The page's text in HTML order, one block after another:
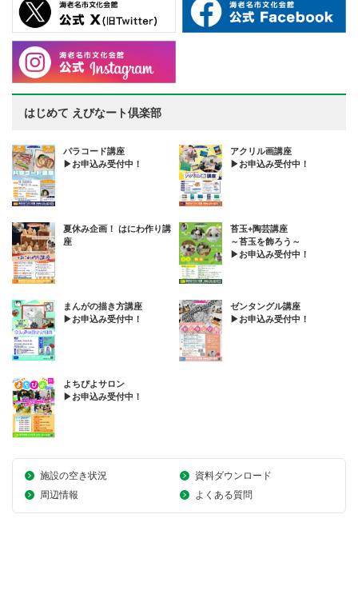
はじめて えびなート倶楽部
パラコード講座
▶お申込み受付中！
アクリル画講座
▶お申込み受付中！
夏休み企画！ はにわ作り講
座
苔玉+陶芸講座
～苔玉を飾ろう～
▶お申込み受付中！
まんがの描き方講座
▶お申込み受付中！
ゼンタングル講座
▶お申込み受付中！
よちぴよサロン
▶お申込み受付中！
施設の空き状況
資料ダウンロード
周辺情報
よくある質問